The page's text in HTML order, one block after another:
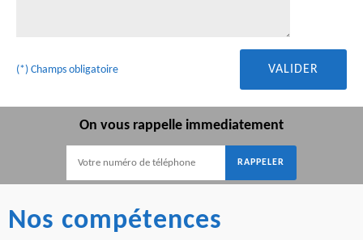
(*) Champs obligatoire
On vous rappelle immediatement
Nos compétences